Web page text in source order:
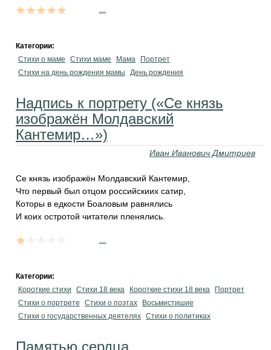
Категории:
Стихи о маме
Стихи маме Мама
Портрет
Стихи на день рождения мамы
День рождения
Надпись к портрету («Се князь
изображён Молдавский
Кантемир…»)
Иван Иванович Дмитриев
Се князь изображён Молдавский Кантемир,
Что первый был отцом российскиих сатир,
Которы в едкости Боаловым равнялись
И коих остротой читатели пленялись.
Категории:
Короткие стихи
Стихи 18 века Короткие стихи 18 века
Портрет
Стихи о портрете
Стихи о поэтах
Восьмистишие
Стихи о государственных деятелях Стихи о политиках
Памятью сердца